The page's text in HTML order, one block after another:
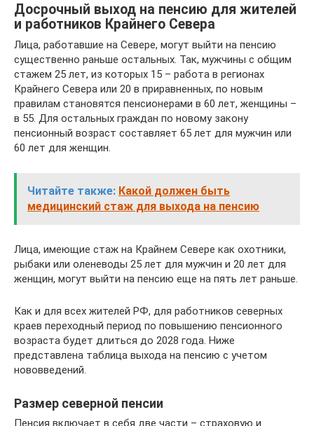
Досрочный выход на пенсию для жителей
и работников Крайнего Севера
Лица, работавшие на Севере, могут выйти на пенсию
существенно раньше остальных. Так, мужчины с общим
стажем 25 лет, из которых 15 – работа в регионах
Крайнего Севера или 20 в приравненных, по новым
правилам становятся пенсионерами в 60 лет, женщины –
в 55. Для остальных граждан по новому закону
пенсионный возраст составляет 65 лет для мужчин или
60 лет для женщин.
Читайте также: Какой должен быть
медицинский стаж для выхода на пенсию
Лица, имеющие стаж на Крайнем Севере как охотники,
рыбаки или оленеводы 25 лет для мужчин и 20 лет для
женщин, могут выйти на пенсию еще на пять лет раньше.
Как и для всех жителей РФ, для работников северных
краев переходный период по повышению пенсионного
возраста будет длиться до 2028 года. Ниже
представлена таблица выхода на пенсию с учетом
нововведений.
Размер северной пенсии
Пенсия включает в себя две части – страховую и